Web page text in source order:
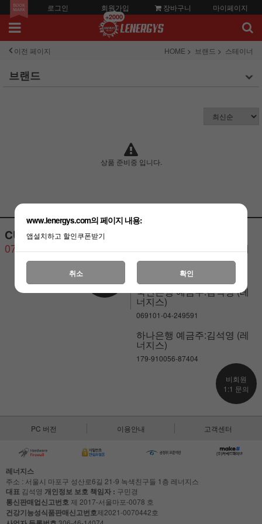
로그인 회원가입
+2000
장바구니 마이페이지
이전 페이지 HOME 브랜드 스테이너
브랜드
상품 준비중 입니다.
CUSTOMER CENTER
070-4446-2823
연결하기
기업은행 예금주:김석영 (레
너지스)
238-037581-02-018
국민은행 예금주:김석영 (레
너지스)
069101-04-249591
하나은행 예금주:김석영 (레
너지스)
179-910056-87404
비회원
1:1 문의
PC 버전 이용안내 고객센터
레너지스
주소 : 서울시 마포구 성산로6길 21-9 녹색친구들 1층 레너지스
대표 김석영 개인정보 보호 책임자 : 구민경
통신판매업신고번호제 2017-서울마포-0078 호
건강기능성식품판매신고번호제2021-0070442호
www.lenergys.com의 페이지 내용:
앱설치하고 할인쿠폰받기
취소 확인